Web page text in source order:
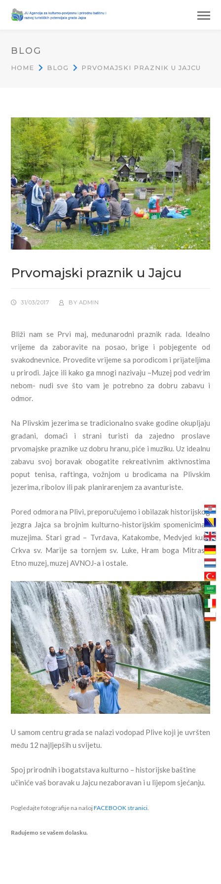
BLOG
HOME BLOG PRVOMAJSKI PRAZNIK U JAJCU
Prvomajski praznik u Jajcu
31/03/2017 BY ADMIN
Bliži nam se Prvi maj, međunarodni praznik rada. Idealno
vrijeme da zaboravite na posao, brige i pobjegente od
svakodnevnice. Provedite vrijeme sa porodicom i prijateljima
u prirodi. Jajce ili kako ga mnogi nazivaju –Muzej pod vedrim
nebom- nudi sve što vam je potrebno za dobru zabavu i
odmor.
Na Plivskim jezerima se tradicionalno svake godine okupljaju
građani, domaći i strani turisti da zajedno proslave
prvomajske praznike uz dobru hranu, piće i muziku. Uz idealnu
zabavu svoj boravak obogatite rekreativnim aktivnostima
poput tenisa, raftinga, vožnjom u brodicama na Plivskim
jezerima, ribolov ili pak planirarenjem za avanturiste.
Pored odmora na Plivi, preporučujemo i obilazak historijskog
jezgra Jajca sa brojnim kulturno-historijskim spomenicima i
muzejima. Stari grad – Tvrđava, Katakombe, Medvjed kula,
Crkva sv. Marije sa tornjem sv. Luke, Hram boga Mitrasa,
Etno muzej, muzej AVNOJ-a i ostale.
U samom centru grada se nalazi vodopad Plive koji je uvršten
među 12 najljepših u svijetu.
Spoj prirodnih i bogatstava kulturno – historijske baštine
učiniće vaš boravak u Jajcu nezaboravan i u lijepom sjećanju.
Pogledajte fotografije na našojFACEBOOK stranici
Radujemo se vašem dolasku.